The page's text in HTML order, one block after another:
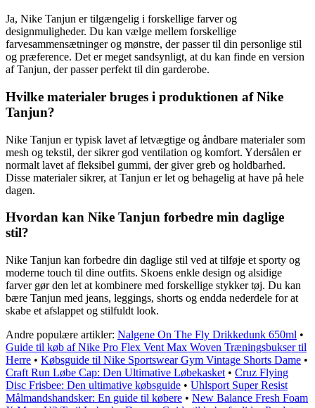
Ja, Nike Tanjun er tilgængelig i forskellige farver og
designmuligheder. Du kan vælge mellem forskellige
farvesammensætninger og mønstre, der passer til din personlige stil
og præference. Det er meget sandsynligt, at du kan finde en version
af Tanjun, der passer perfekt til din garderobe.
Hvilke materialer bruges i produktionen af Nike
Tanjun?
Nike Tanjun er typisk lavet af letvægtige og åndbare materialer som
mesh og tekstil, der sikrer god ventilation og komfort. Ydersålen er
normalt lavet af fleksibel gummi, der giver greb og holdbarhed.
Disse materialer sikrer, at Tanjun er let og behagelig at have på hele
dagen.
Hvordan kan Nike Tanjun forbedre min daglige
stil?
Nike Tanjun kan forbedre din daglige stil ved at tilføje et sporty og
moderne touch til dine outfits. Skoens enkle design og alsidige
farver gør den let at kombinere med forskellige stykker tøj. Du kan
bære Tanjun med jeans, leggings, shorts og endda nederdele for at
skabe et afslappet og stilfuldt look.
Andre populære artikler: Nalgene On The Fly Drikkedunk 650ml •
Guide til køb af Nike Pro Flex Vent Max Woven Træningsbukser til
Herre • Købsguide til Nike Sportswear Gym Vintage Shorts Dame •
Craft Run Løbe Cap: Den Ultimative Løbekasket • Cruz Flying
Disc Frisbee: Den ultimative købsguide • Uhlsport Super Resist
Målmandshandsker: En guide til købere • New Balance Fresh Foam